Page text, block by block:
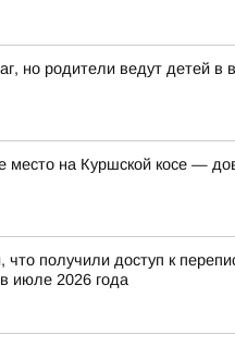
но родители ведут детей в
место на Куршской косе —
что получили доступ к
июле 2026 года